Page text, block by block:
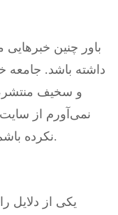
داشته باشد. جامعه
و سخیف منتشر،
نمی‌آورم از
نکرده باشم. شمع نمی‌آورم که آفتاب بلند است.
یکی از دلایل